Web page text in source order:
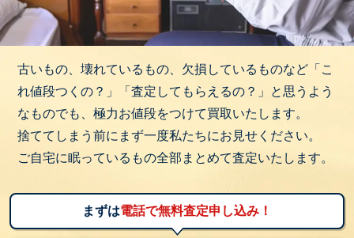
古いもの、壊れているもの、欠損しているものなど「こ
れ値段つくの？」「査定してもらえるの？」と思うよう
なものでも、極力お値段をつけて買取いたします。
捨ててしまう前にまず一度私たちにお見せください。
ご自宅に眠っているもの全部まとめて査定いたします。
まずは電話で無料査定申し込み！